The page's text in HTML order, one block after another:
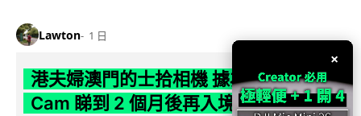
Lawton 1 日
港夫婦澳門的士拾相機 據為己有被的士
Cam 睇到 2 個月後再入境被捕
×